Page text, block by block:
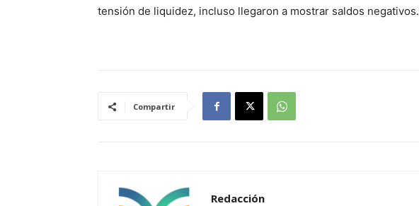
tensión de liquidez, incluso llegaron a mostrar saldos negativos.
Compartir
Redacción